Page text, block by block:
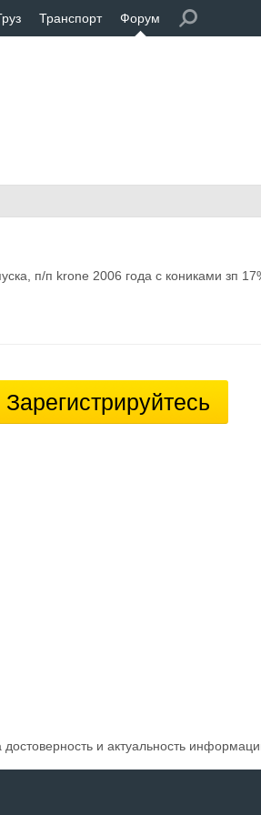
Транспорт Форум
п/п krone 2006 года с кониками зп
Зарегистрируйтесь
достоверность и актуальность